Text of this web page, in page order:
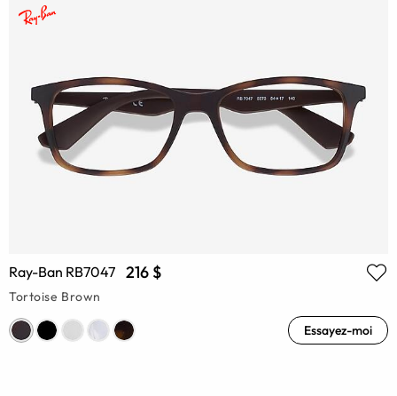
Ray-Ban RB7047 216 $
Tortoise Brown
Essayez-moi